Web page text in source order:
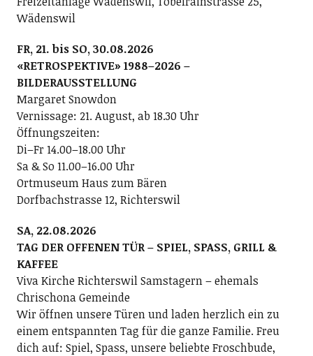
Wädenswil
FR, 21. bis SO, 30.08.2026
«RETROSPEKTIVE» 1988–2026 –
BILDERAUSSTELLUNG
Margaret Snowdon
Vernissage: 21. August, ab 18.30 Uhr
Öffnungszeiten:
Di–Fr 14.00–18.00 Uhr
Sa & So 11.00–16.00 Uhr
Ortmuseum Haus zum Bären
Dorfbachstrasse 12, Richterswil
SA, 22.08.2026
TAG DER OFFENEN TÜR – SPIEL, SPASS, GRILL &
KAFFEE
Viva Kirche Richterswil Samstagern – ehemals
Chrischona Gemeinde
Wir öffnen unsere Türen und laden herzlich ein zu
einem entspannten Tag für die ganze Familie. Freu
dich auf: Spiel, Spass, unsere beliebte Froschbude,